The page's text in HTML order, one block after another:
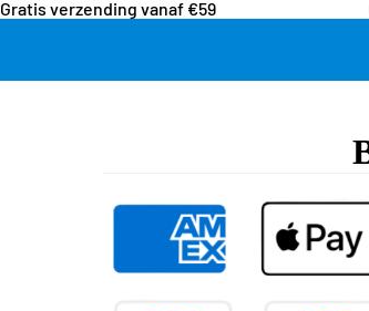
Gratis verzending vanaf €59